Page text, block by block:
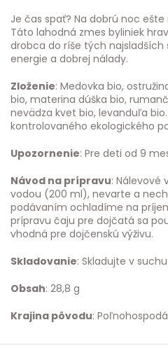
Je čas spať? Na dobrú noc
Táto lahodná zmes byliniek
drobca do ríše tých najsladších
energie a dobrej nálady.
Zloženie: Medovka bio,
bio, materina dúška bio,
nevädza kvet bio, levanduľa
kontrolovaného ekologického
Upozornenie: Pre deti od 9
Návod na prípravu: Nálevové
vodou (200 ml), nevarte a
podávaním ochladíme na
prípravu čaju pre dojčatá sa
vhodná pre dojčenskú výživu.
Skladovanie: Skladujte v
Obsah: 28,8 g
Krajina pôvodu: